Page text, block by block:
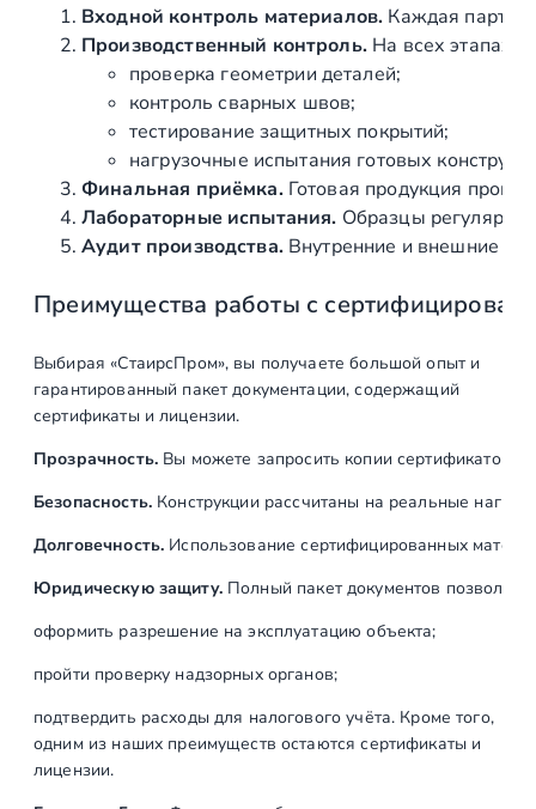
о
м
и
р
о
а
н
а
я
Входной контроль материалов. Каждая партия
Производственный контроль.На всех этапах
проверка геометрии деталей;
контроль сварных швов;
тестирование защитных покрытий;
нагрузочные испытания готовых
Финальная приёмка.Готовая продукция
Лабораторные испытания. Образцы регулярно
Аудит производства.Внутренние и внешние
Преимущества работы с
Выбирая «СтаирсПром», вы получаете большой опыт и
гарантированный пакет документации, содержащий
сертификаты и лицензии.
Прозрачность.Вы можете запросить копии сертификатов
Безопасность.Конструкции рассчитаны на реальные
Долговечность. Использование сертифицированных
Юридическую защиту.Полный пакет документов позволяет:
оформить разрешение на эксплуатацию объекта;
пройти проверку надзорных органов;
подтвердить расходы для налогового учёта. Кроме того,
одним из наших преимуществ остаются сертификаты и
лицензии.